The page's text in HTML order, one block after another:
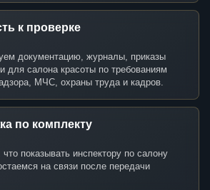
к проверке
документацию, журналы, приказы
для салона красоты по требованиям
МЧС, охраны труда и кадров.
по комплекту
показывать инспектору по салону
на связи после передачи